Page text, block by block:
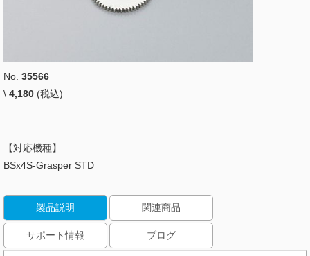
No. 35566
\ 4,180 (税込)
【対応機種】
BSx4S-Grasper STD
製品説明 関連商品
サポート情報 ブログ